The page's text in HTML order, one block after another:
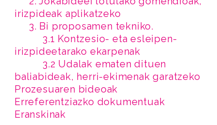
irizpideak aplikatzeko
3. Bi proposamen tekniko.
3.1 Kontzesio- eta esleipen-
irizpideetarako ekarpenak
3.2 Udalak ematen dituen
baliabideak, herri-ekimenak garatzeko
Prozesuaren bideoak
Erreferentziazko dokumentuak
Eranskinak